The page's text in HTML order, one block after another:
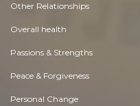
Other Relationships
Overall health
Passions & Strengths
Peace & Forgiveness
Personal Change